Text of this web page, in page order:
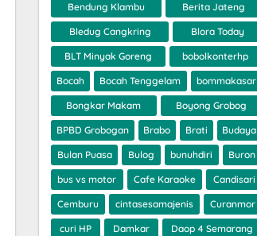
Bendung Klambu Berita Jateng
Bledug Cangkring Blora Today
BLT Minyak Goreng bobolkonterhp
Bocah Bocah Tenggelam bommakasar
Bongkar Makam Boyong Grobog
BPBD Grobogan Brabo Brati Budaya
Bulan Puasa Bulog bunuhdiri Buron
bus vs motor Cafe Karaoke Candisari
Cemburu cintasesamajenis Curanmor
curi HP Damkar Daop 4 Semarang